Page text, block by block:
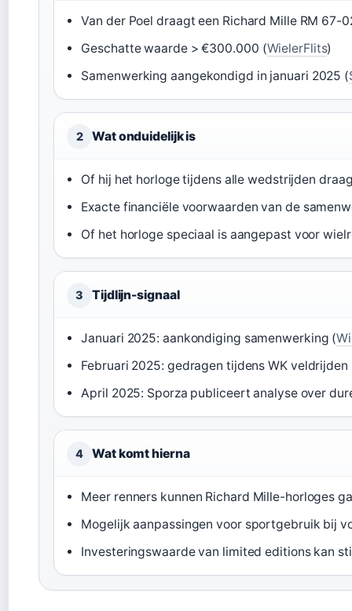
Van der Poel draagt een Richard Mille RM 67-
Geschatte waarde > €300.000 (WielerFlits)
Samenwerking aangekondigd in januari 2025 (
2 Wat onduidelijk is
Of hij het horloge tijdens alle wedstrijden
Exacte financiële voorwaarden van de
Of het horloge speciaal is aangepast voor
3 Tijdlijn-signaal
Januari 2025: aankondiging samenwerking (
Februari 2025: gedragen tijdens WK veldrijden
April 2025: Sporza publiceert analyse over
4 Wat komt hierna
Meer renners kunnen Richard Mille-horloges
Mogelijk aanpassingen voor sportgebruik bij
Investeringswaarde van limited editions kan